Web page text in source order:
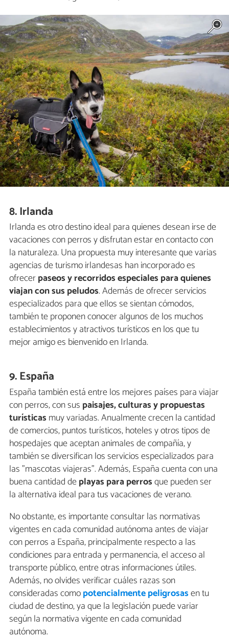
8. Irlanda
Irlanda es otro destino ideal para quienes desean irse de
vacaciones con perros y disfrutan estar en contacto con
la naturaleza. Una propuesta muy interesante que varias
agencias de turismo irlandesas han incorporado es
ofrecerpaseos y recorridos especiales para quienes
viajan con sus peludos. Además de ofrecer servicios
especializados para que ellos se sientan cómodos,
también te proponen conocer algunos de los muchos
establecimientos y atractivos turísticos en los que tu
mejor amigo es bienvenido en Irlanda.
9. España
España también está entre los mejores países para viajar
con perros, con sus paisajes, culturas y propuestas
turísticas muy variadas. Anualmente crecen la cantidad
de comercios, puntos turísticos, hoteles y otros tipos de
hospedajes que aceptan animales de compañía, y
también se diversifican los servicios especializados para
las "mascotas viajeras". Además, España cuenta con una
buena cantidad deplayas para perrosque pueden ser
la alternativa ideal para tus vacaciones de verano.
No obstante, es importante consultar las normativas
vigentes en cada comunidad autónoma antes de viajar
con perros a España, principalmente respecto a las
condiciones para entrada y permanencia, el acceso al
transporte público, entre otras informaciones útiles.
Además, no olvides verificar cuáles razas son
consideradas comopotencialmente peligrosasen tu
ciudad de destino, ya que la legislación puede variar
según la normativa vigente en cada comunidad
autónoma.